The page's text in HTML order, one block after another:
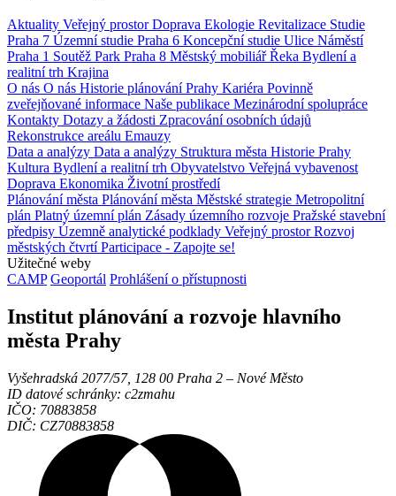
Aktuality Veřejný prostorDoprava Ekologie Revitalizace Studie
Praha 7 Územní studie Praha 6 Koncepční studie Ulice Náměstí
Praha 1 Soutěž Park Praha 8 Městský mobiliářŘeka Bydlení a
realitní trh Krajina
O nás O nás Historie plánování Prahy Kariéra Povinně
zveřejňované informace Naše publikace Mezinárodní spolupráce
Kontakty Dotazy a žádosti Zpracování osobních údajů
Rekonstrukce areálu Emauzy
Data a analýzy Data a analýzy Struktura města Historie Prahy
Kultura Bydlení a realitní trh Obyvatelstvo Veřejná vybavenost
Doprava Ekonomika Životní prostředí
Plánování města Plánování města Městské strategie Metropolitní
plán Platný územní plán Zásady územního rozvoje Pražské stavební
předpisy Územně analytické podklady Veřejný prostorRozvoj
městských čtvrtíParticipace - Zapojte se!
Užitečné weby
CAMP Geoportál Prohlášení o přístupnosti
Institut plánování a rozvoje hlavního
města Prahy
Vyšehradská 2077/57, 128 00 Praha 2 ‒ Nové Město
ID datové schránky: c2zmahu
IČO: 70883858
DIČ: CZ70883858